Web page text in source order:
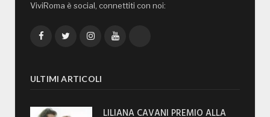
ViviRoma è social, connettiti con noi:
FacebookTwitterInstagramYouTube
ULTIMI ARTICOLI
LILIANA CAVANI PREMIO ALLA